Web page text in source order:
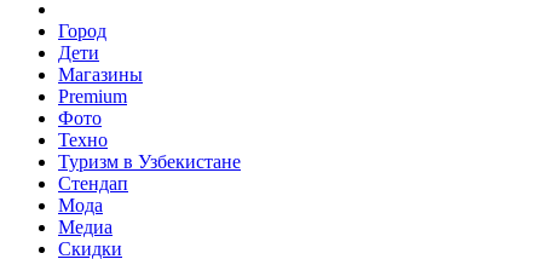
Город
Дети
Магазины
Premium
Фото
Техно
Туризм в Узбекистане
Стендап
Мода
Медиа
Скидки